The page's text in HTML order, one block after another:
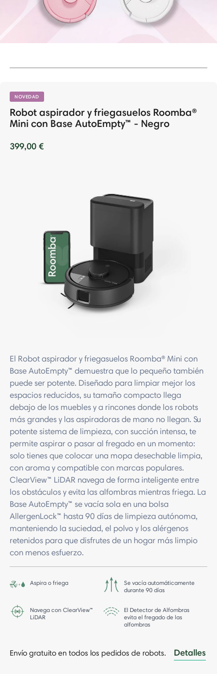
NOVEDAD
Robot aspirador y friegasuelos Roomba®
Mini con Base AutoEmpty™ - Negro
399,00 €
El Robot aspirador y friegasuelos Roomba® Mini con
Base AutoEmpty™ demuestra que lo pequeño también
puede ser potente. Diseñado para limpiar mejor los
espacios reducidos, su tamaño compacto llega
debajo de los muebles y a rincones donde los robots
más grandes y las aspiradoras de mano no llegan. Su
potente sistema de limpieza, con succión intensa, te
permite aspirar o pasar al fregado en un momento:
solo tienes que colocar una mopa desechable limpia,
con aroma y compatible con marcas populares.
ClearView™ LiDAR navega de forma inteligente entre
los obstáculos y evita las alfombras mientras friega. La
Base AutoEmpty™ se vacía sola en una bolsa
AllergenLock™ hasta 90 días de limpieza autónoma,
manteniendo la suciedad, el polvo y los alérgenos
retenidos para que disfrutes de un hogar más limpio
con menos esfuerzo.
Aspira o friega
Se vacía automáticamente
durante 90 días
Navega con ClearView™
LiDAR
El Detector de Alfombras
evita el fregado de las
alfombras
Envío gratuito en todos los pedidos de robots. Detalles